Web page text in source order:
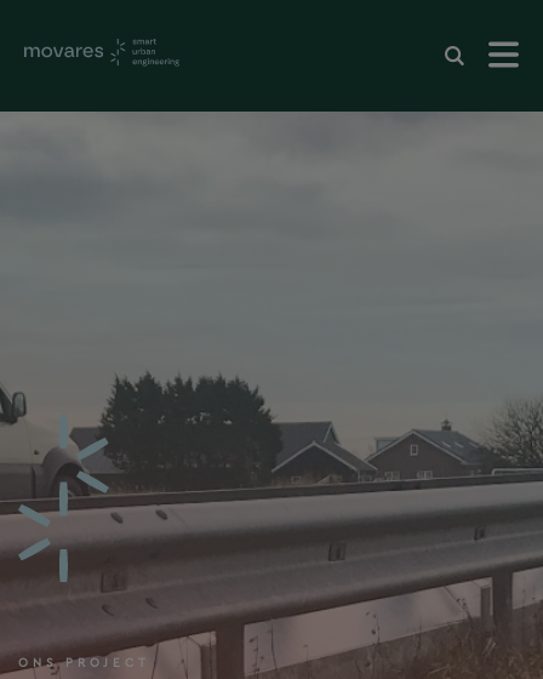
ONS PROJECT